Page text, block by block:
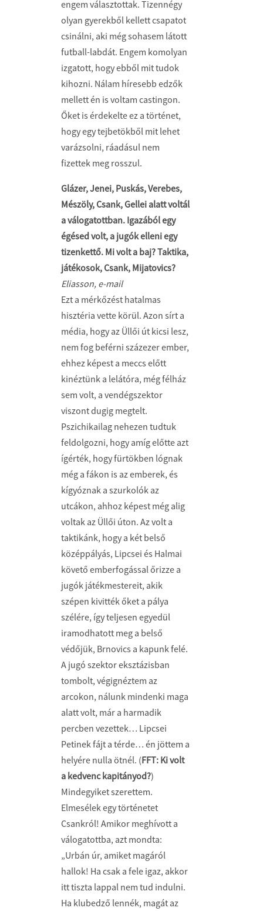
engem választottak. Tizennégy
olyan gyerekből kellett csapatot
csinálni, aki még sohasem látott
futball-labdát. Engem komolyan
izgatott, hogy ebből mit tudok
kihozni. Nálam híresebb edzők
mellett én is voltam castingon.
Őket is érdekelte ez a történet,
hogy egy tejbetökből mit lehet
varázsolni, ráadásul nem
fizettek meg rosszul.
Glázer, Jenei, Puskás, Verebes,
Mészöly, Csank, Gellei alatt voltál
a válogatottban. Igazából egy
égésed volt, a jugók elleni egy
tizenkettő. Mi volt a baj? Taktika,
játékosok, Csank, Mijatovics?
Eliasson, e-mail
Ezt a mérkőzést hatalmas
hisztéria vette körül. Azon sírt a
média, hogy az Üllői út kicsi lesz,
nem fog beférni százezer ember,
ehhez képest a meccs előtt
kinéztünk a lelátóra, még félház
sem volt, a vendégszektor
viszont dugig megtelt.
Pszichikailag nehezen tudtuk
feldolgozni, hogy amíg előtte azt
ígérték, hogy fürtökben lógnak
még a fákon is az emberek, és
kígyóznak a szurkolók az
utcákon, ahhoz képest még alig
voltak az Üllői úton. Az volt a
taktikánk, hogy a két belső
középpályás, Lipcsei és Halmai
követő emberfogással őrizze a
jugók játékmestereit, akik
szépen kivitték őket a pálya
szélére, így teljesen egyedül
iramodhatott meg a belső
védőjük, Brnovics a kapunk felé.
A jugó szektor eksztázisban
tombolt, végignéztem az
arcokon, nálunk mindenki maga
alatt volt, már a harmadik
percben vezettek… Lipcsei
Petinek fájt a térde… én jöttem a
helyére nulla ötnél. (FFT: Ki volt
a kedvenc kapitányod?)
Mindegyiket szerettem.
Elmesélek egy történetet
Csankról! Amikor meghívott a
válogatottba, azt mondta:
„Urbán úr, amiket magáról
hallok! Ha csak a fele igaz, akkor
itt tiszta lappal nem tud indulni.
Ha klubedző lennék, magát az